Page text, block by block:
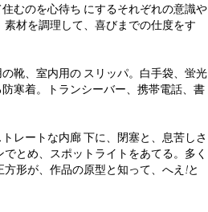
むのを心待ち にするそれぞれの意識や
材を調理して、喜びまでの仕度をす
靴、室内用の スリッパ。白手袋、蛍光
寒着。トランシーバー、携帯電話、書
レートな内廊 下に、閉塞と、息苦しさ
とめ、スポットライトをあてる。多く
形が、作品の原型と知って、へえ!と